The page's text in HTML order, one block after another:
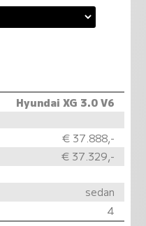
Hyundai XG 3.0 V6
€ 37.888,-
€ 37.329,-
sedan
4